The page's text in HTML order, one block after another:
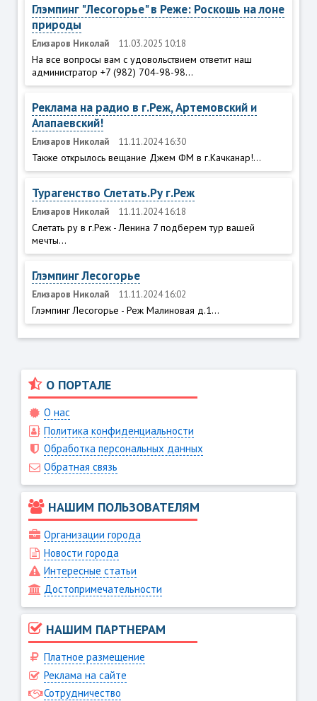
Глэмпинг "Лесогорье" в Реже: Роскошь на лоне
природы
Елизаров Николай 11.03.2025 10:18
На все вопросы вам с удовольствием ответит наш
администратор +7 (982) 704-98-98...
Реклама на радио в г.Реж, Артемовский и
Алапаевский!
Елизаров Николай 11.11.2024 16:30
Также открылось вещание Джем ФМ в г.Качканар!...
Турагенство Слетать.Ру г.Реж
Елизаров Николай 11.11.2024 16:18
Слетать ру в г.Реж - Ленина 7 подберем тур вашей
мечты...
Глэмпинг Лесогорье
Елизаров Николай 11.11.2024 16:02
Глэмпинг Лесогорье - Реж Малиновая д.1...
О ПОРТАЛЕ
О нас
Политика конфиденциальности
Обработка персональных данных
Обратная связь
НАШИМ ПОЛЬЗОВАТЕЛЯМ
Организации города
Новости города
Интересные статьи
Достопримечательности
НАШИМ ПАРТНЕРАМ
Платное размещение
Реклама на сайте
Сотрудничество